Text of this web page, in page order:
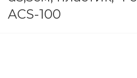
ACS-100